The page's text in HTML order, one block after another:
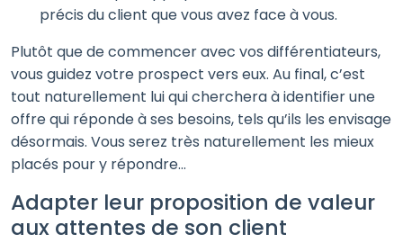
précis du client que vous avez face à vous.
Plutôt que de commencer avec vos différentiateurs,
vous guidez votre prospect vers eux. Au final, c’est
tout naturellement lui qui cherchera à identifier une
offre qui réponde à ses besoins, tels qu’ils les envisage
désormais. Vous serez très naturellement les mieux
placés pour y répondre…
Adapter leur proposition de valeur
aux attentes de son client